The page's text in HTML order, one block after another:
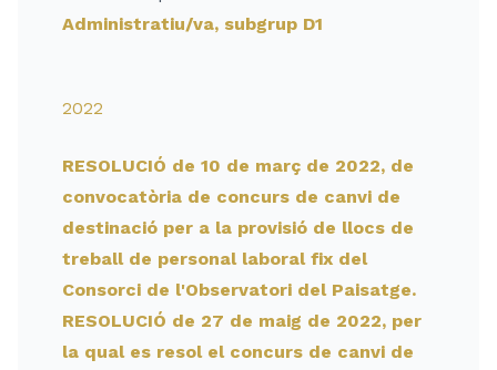
Administratiu/va, subgrup D1
2022
RESOLUCIÓ de 10 de març de 2022, de
convocatòria de concurs de canvi de
destinació per a la provisió de llocs de
treball de personal laboral fix del
Consorci de l'Observatori del Paisatge.
RESOLUCIÓ de 27 de maig de 2022, per
la qual es resol el concurs de canvi de